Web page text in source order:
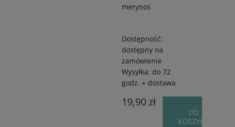
merynos
Dostępność:
dostępny na
zamówienie
Wysyłka: do 72
godz. + dostawa
19,90 zł
DO
KOSZYKA